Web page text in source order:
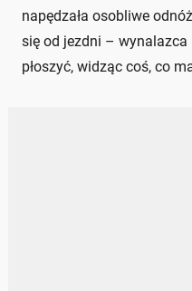
napędzała osobliwe
się od jezdni – wynalazca
płoszyć, widząc coś, co